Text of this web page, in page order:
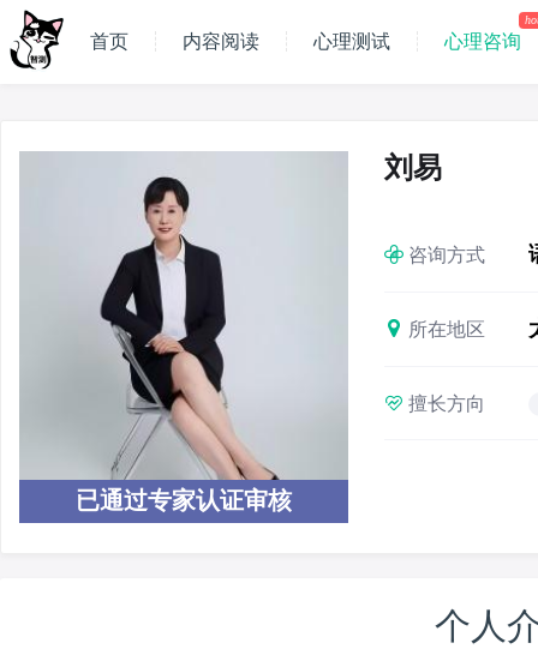
首页 内容阅读 心理测试 心理咨询
已通过专家认证审核
刘易
咨询方式
所在地区
擅长方向
个人